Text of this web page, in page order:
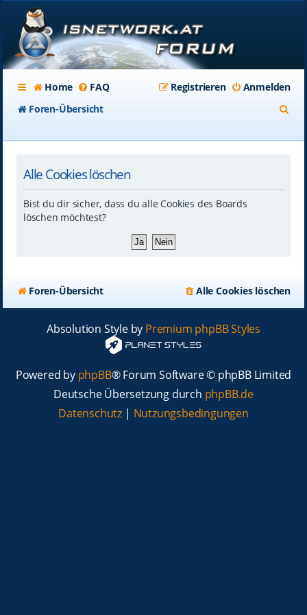
Home FAQ Anmelden
Registrieren
Foren-Übersicht
Alle Cookies löschen
Bist du dir sicher, dass du alle Cookies des Boards
löschen möchtest?
Foren-Übersicht Alle Cookies löschen
Absolution Style by Premium phpBB Styles
Powered by phpBB® Forum Software © phpBB Limited
Deutsche Übersetzung durch phpBB.de
Datenschutz | Nutzungsbedingungen